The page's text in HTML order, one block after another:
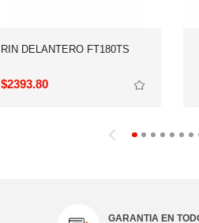
RIN DELANTERO FT180TS
$2393.80